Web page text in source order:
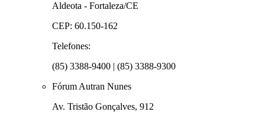
Aldeota - Fortaleza/CE
CEP: 60.150-162
Telefones:
(85) 3388-9400 | (85) 3388-9300
Fórum Autran Nunes
Av. Tristão Gonçalves, 912